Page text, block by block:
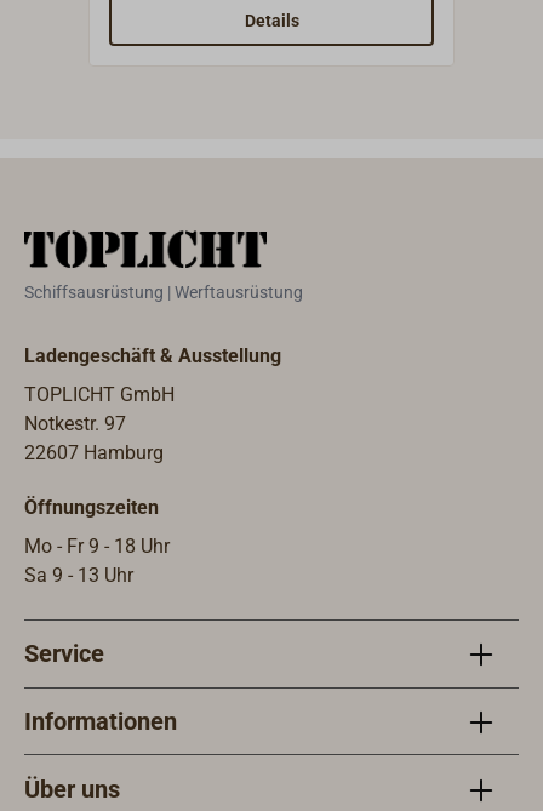
mm.Lieferbar für Einsteck- oder
Kastenschlösser, wahlweise mit
Details
Schiffsausrüstung | Werftausrüstung
Ladengeschäft & Ausstellung
TOPLICHT GmbH
Notkestr. 97
22607 Hamburg
Öffnungszeiten
Mo - Fr 9 - 18 Uhr
Sa 9 - 13 Uhr
Service
Informationen
Über uns